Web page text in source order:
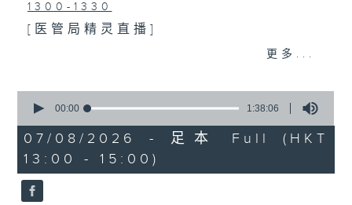
1300-1330
[医管局精灵直播]
1330-1400
主题：结节性痒疹
嘉宾：郑学辉医生(皮肤及性病科专科医
生)
更多...
seconds
1
hour,
38
minutes,
6
seconds
00:00 1:38:06
07/08/2026 - 足本 Full (HKT
13:00 - 15:00)